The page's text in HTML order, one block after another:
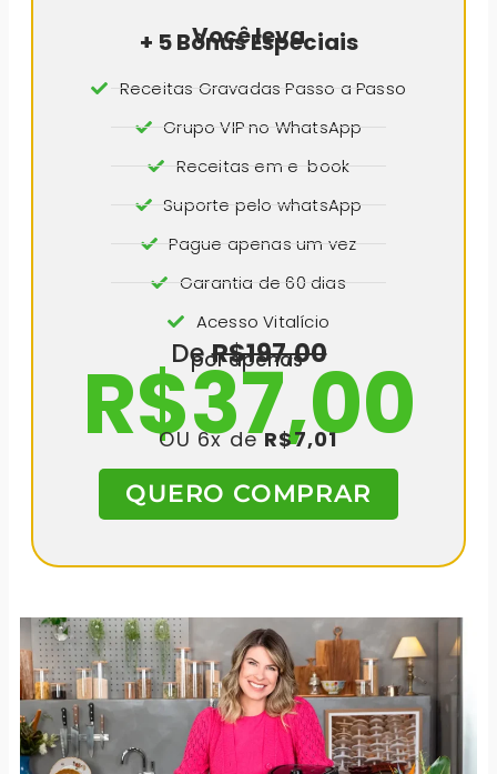
Você leva
+ 5 Bônus Especiais
Receitas Gravadas Passo a Passo
Grupo VIP no WhatsApp
Receitas em e-book
Suporte pelo whatsApp
Pague apenas um vez
Garantia de 60 dias
Acesso Vitalício
DeR$197,00
por apenas
R$37,00
OU 6x deR$7,01
QUERO COMPRAR